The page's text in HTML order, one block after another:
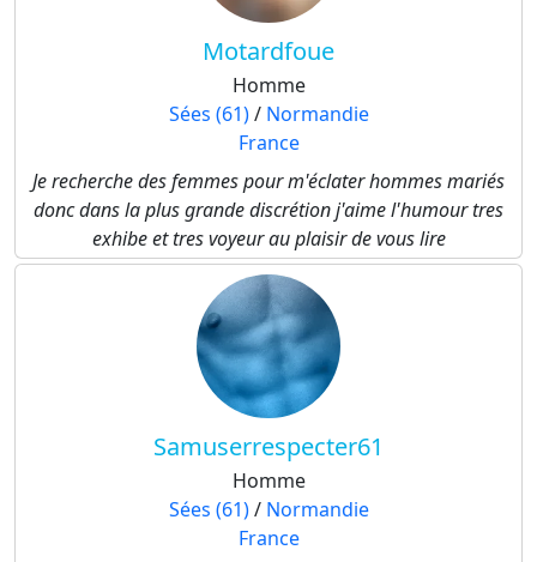
Motardfoue
Homme
Sées (61)/ Normandie
France
Je recherche des femmes pour m'éclater hommes mariés
donc dans la plus grande discrétion j'aime l'humour tres
exhibe et tres voyeur au plaisir de vous lire
Samuserrespecter61
Homme
Sées (61)/ Normandie
France